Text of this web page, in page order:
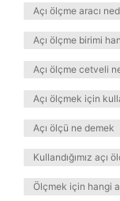
Açı ölçme aracı
Açı ölçme birimi
Açı ölçme cetveli
Açı ölçmek için
Açı ölçü ne demek
Kullandığımız açı
Ölçmek için hangi